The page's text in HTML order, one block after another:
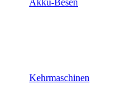
Akku-Besen
Kehrmaschinen